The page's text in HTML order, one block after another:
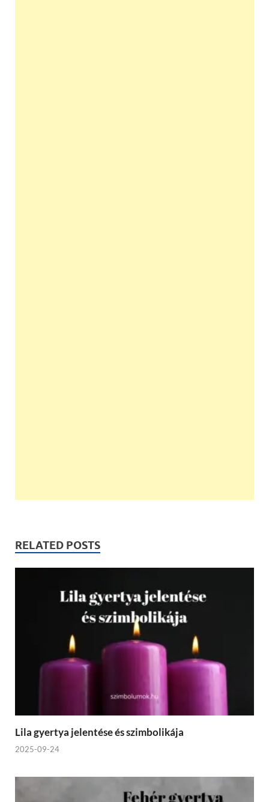
RELATED POSTS
Lila gyertya jelentése és szimbolikája
2025-09-24